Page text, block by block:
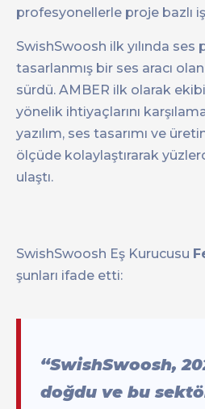
profesyonellerle proje bazlı
SwishSwoosh ilk yılında
tasarlanmış bir ses aracı olan
sürdü. AMBER ilk olarak
yönelik ihtiyaçlarını
yazılım, ses tasarımı ve
ölçüde kolaylaştırarak
ulaştı.
SwishSwoosh Eş Kurucusu
şunları ifade etti:
“SwishSwoosh,
doğdu ve bu